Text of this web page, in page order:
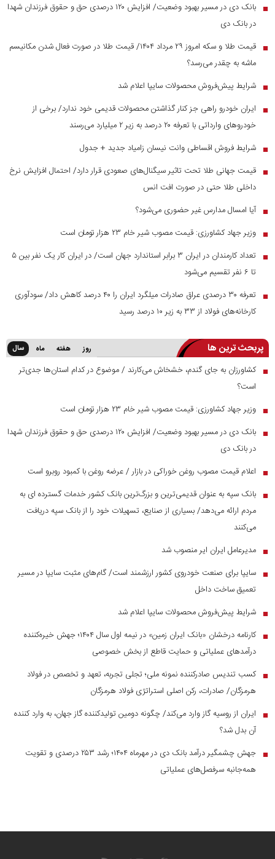
■
بانک دی در مسیر بهبود وضعیت/ افزایش ۱۲۰ درصدی حق و حقوق فرزندان شهدا
در بانک دی
■
قیمت طلا و سکه امروز ۲۹ مرداد ۱۴۰۴/ قیمت طلا در صورت فعال شدن مکانیسم
ماشه به چقدر می‌رسد؟
■ شرایط پیش‌فروش محصولات سایپا اعلام شد
■
ایران خودرو راهی جز کنار گذاشتن محصولات قدیمی خود ندارد/ برخی از
خودرو‌های وارداتی با تعرفه ۲۰ درصد به زیر ۲ میلیارد می‌رسند
■ شرایط فروش اقساطی وانت نیسان زامیاد جدید + جدول
■ قیمت جهانی طلا تحت تاثیر سیگنال‌های صعودی قرار دارد/ احتمال افزایش نرخ
داخلی طلا حتی در صورت افت انس
■ آیا امسال مدارس غیر حضوری می‌شود؟
■ وزیر جهاد کشاورزی: قیمت مصوب شیر خام ۲۳ هزار تومان است
■
تعداد کارمندان در ایران ۳ برابر استاندارد جهان است/ در ایران کار یک نفر بین ۵
تا ۶ نفر تقسیم می‌شود
■
تعرفه ۳۰ درصدی عراق صادرات میلگرد ایران را ۴۰ درصد کاهش داد/ سودآوری
کارخانه‌های فولاد از ۳۳ به زیر ۱۰ درصد رسید
پربحث ترین ها روز هفته ماه سال
■ کشاورزان به جای گندم، خشخاش می‌کارند / موضوع در کدام استان‌ها جدی‌تر
است؟
■ وزیر جهاد کشاورزی: قیمت مصوب شیر خام ۲۳ هزار تومان است
■
بانک دی در مسیر بهبود وضعیت/ افزایش ۱۲۰ درصدی حق و حقوق فرزندان شهدا
در بانک دی
■ اعلام قیمت مصوب روغن خوراکی در بازار / عرضه روغن با کمبود روبرو است
■ بانک سپه به عنوان قدیمی‌ترین و بزرگ‌ترین بانک کشور خدمات گسترده ای به
مردم ارائه می‌دهد/ بسیاری از صنایع، تسهیلات خود را از بانک سپه دریافت
می‌کنند
■ مدیرعامل ایران ایر منصوب شد
■ سایپا برای صنعت خودروی کشور ارزشمند است/ گام‌های مثبت سایپا در مسیر
تعمیق ساخت داخل
■ شرایط پیش‌فروش محصولات سایپا اعلام شد
■
کارنامه درخشان «بانک ایران زمین» در نیمه اول سال ۱۴۰۴؛ جهش خیره‌کننده
درآمد‌های عملیاتی و حمایت قاطع از بخش خصوصی
■ کسب تندیس صادرکننده نمونه ملی؛ تجلی تجربه، تعهد و تخصص در فولاد
هرمزگان/ صادرات، رکن اصلی استراتژی فولاد هرمزگان
■
ایران از روسیه گاز وارد می‌کند/ چگونه دومین تولیدکننده گاز جهان، به وارد کننده
آن بدل شد؟
■
جهش چشمگیر درآمد بانک دی در مهرماه ۱۴۰۴؛ رشد ۲۵۳ درصدی و تقویت
همه‌جانبه سرفصل‌های عملیاتی